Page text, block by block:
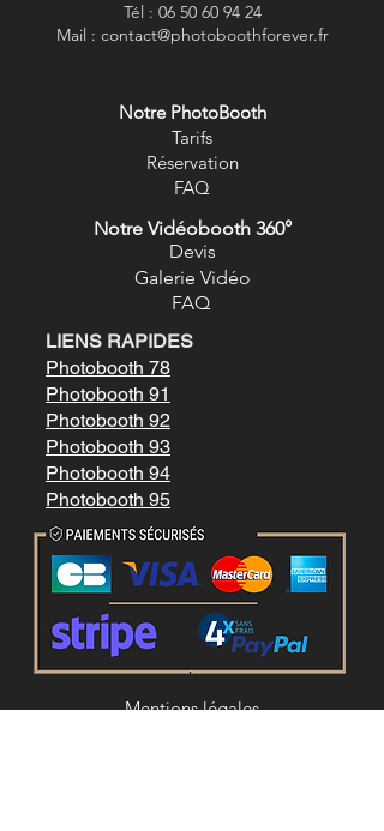
Tél : 06 50 60 94 24
Mail : contact@photoboothforever.fr
Notre PhotoBooth
Tarifs
Réservation
FAQ
Devis
Notre Vidéobooth 360°
Galerie Vidéo
FAQ
LIENS RAPIDES
Photobooth 78
Photobooth 91
Photobooth 92
Photobooth 93
Photobooth 94
Photobooth 95
Mentions légales